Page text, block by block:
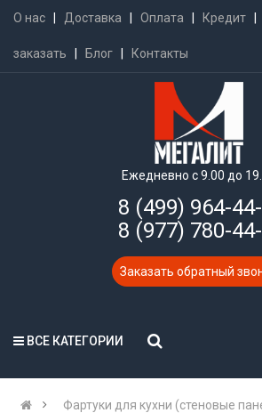
О нас Доставка Оплата Кредит
заказать Блог Контакты
Ежедневно с 9.00 до
8 (499) 964-
8 (977) 780-
Заказать обратный
ВСЕ КАТЕГОРИИ
Фартуки для кухни (стеновые